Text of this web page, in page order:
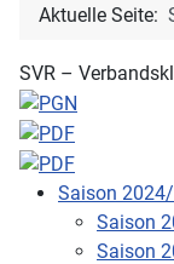
Aktuelle Seite:
SVR –
Saison
Saison
Saison